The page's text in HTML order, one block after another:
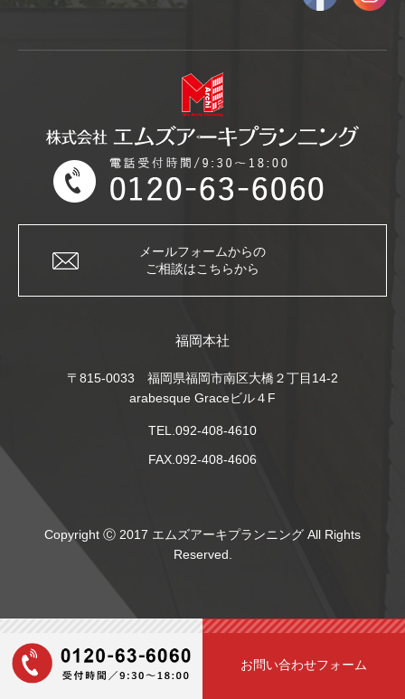
お問い合わせフォーム
メールフォームからの
ご相談はこちらから
福岡本社
〒815-0033 福岡県福岡市南区大橋２丁目14-2
arabesque Graceビル４F
TEL.092-408-4610
FAX.092-408-4606
Copyright Ⓒ 2017 エムズアーキプランニング All Rights
Reserved.